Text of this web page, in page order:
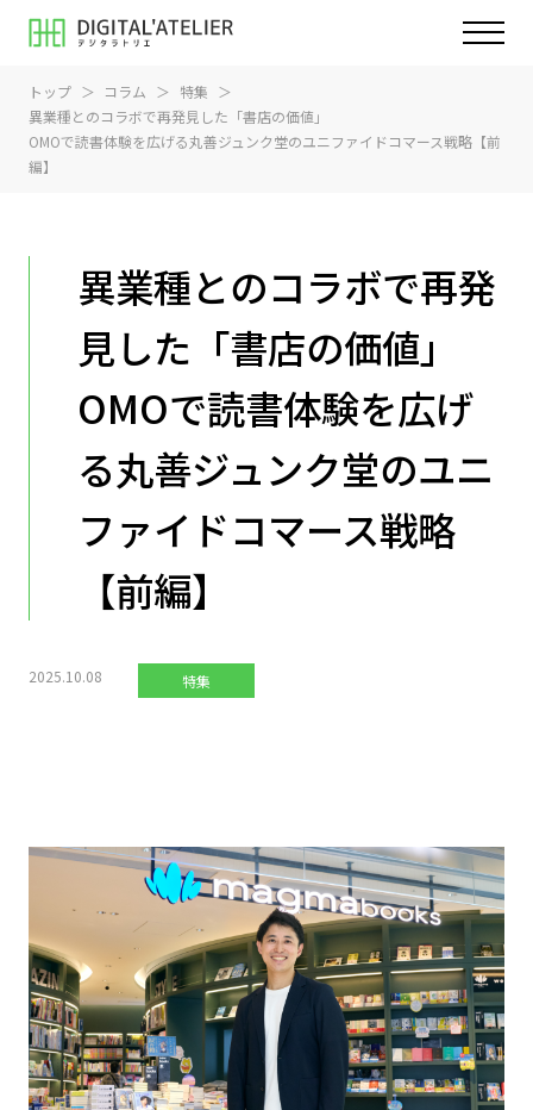
トップ コラム
特集
異業種とのコラボで再発見した「書店の価値」
OMOで読書体験を広げる丸善ジュンク堂のユニファイドコマース戦略【前
編】
異業種とのコラボで再発
見した「書店の価値」
OMOで読書体験を広げ
る丸善ジュンク堂のユニ
ファイドコマース戦略
【前編】
2025.10.08 特集